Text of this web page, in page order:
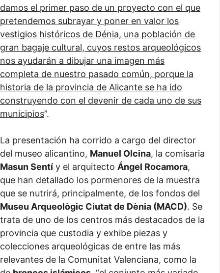
damos el primer paso de un proyecto con el que
pretendemos subrayar y poner en valor los
vestigios históricos de Dénia, una población de
gran bagaje cultural, cuyos restos arqueológicos
nos ayudarán a dibujar una imagen más
completa de nuestro pasado común, porque la
historia de la provincia de Alicante se ha ido
construyendo con el devenir de cada uno de sus
municipios”.
La presentación ha corrido a cargo del director
del museo alicantino, Manuel Olcina, la comisaria
Masun Sentí y el arquitecto Ángel Rocamora,
que han detallado los pormenores de la muestra
que se nutrirá, principalmente, de los fondos del
Museu Arqueològic Ciutat de Dènia (MACD). Se
trata de uno de los centros más destacados de la
provincia que custodia y exhibe piezas y
colecciones arqueológicas de entre las más
relevantes de la Comunitat Valenciana, como la